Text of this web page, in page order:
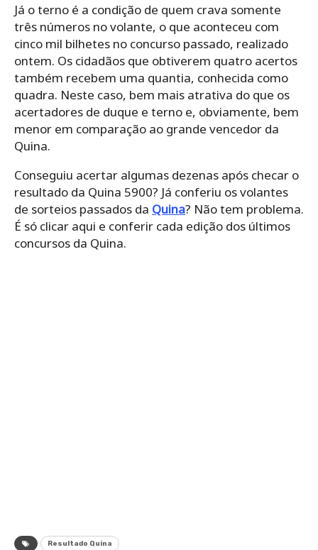
Já o terno é a condição de quem crava somente
três números no volante, o que aconteceu com
cinco mil bilhetes no concurso passado, realizado
ontem. Os cidadãos que obtiverem quatro acertos
também recebem uma quantia, conhecida como
quadra. Neste caso, bem mais atrativa do que os
acertadores de duque e terno e, obviamente, bem
menor em comparação ao grande vencedor da
Quina.
Conseguiu acertar algumas dezenas após checar o
resultado da Quina 5900? Já conferiu os volantes
de sorteios passados da Quina? Não tem problema.
É só clicar aqui e conferir cada edição dos últimos
concursos da Quina.
Resultado Quina